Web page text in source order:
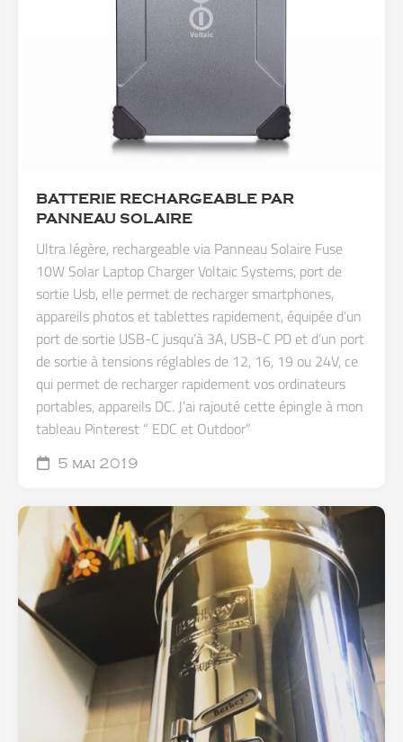
BATTERIE RECHARGEABLE PAR
PANNEAU SOLAIRE
Ultra légère, rechargeable via Panneau Solaire Fuse
10W Solar Laptop Charger Voltaic Systems, port de
sortie Usb, elle permet de recharger smartphones,
appareils photos et tablettes rapidement, équipée d’un
port de sortie USB-C jusqu’à 3A, USB-C PD et d’un port
de sortie à tensions réglables de 12, 16, 19 ou 24V, ce
qui permet de recharger rapidement vos ordinateurs
portables, appareils DC. J’ai rajouté cette épingle à mon
tableau Pinterest “ EDC et Outdoor”
5 mai 2019